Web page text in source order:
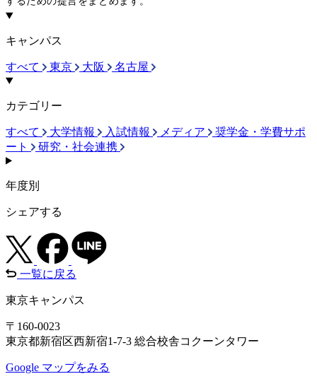
キャンパス
すべて 東京 大阪 名古屋
カテゴリー
すべて 大学情報 入試情報 メディア
奨学金・学費サポ
ート
研究・社会連携
年度別
シェアする
一覧に戻る
東京キャンパス
〒160-0023
東京都新宿区西新宿1-7-3 総合校舎コクーンタワー
Google マップをみる